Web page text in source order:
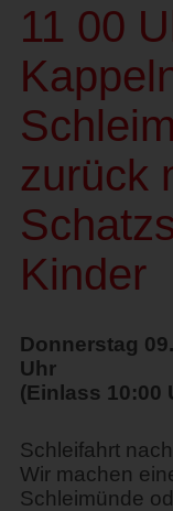
11 00
zurück
Kinder
Donnerstag
Uhr
(Einlass 10:00
Schleifahrt
Wir machen
Schleimünde